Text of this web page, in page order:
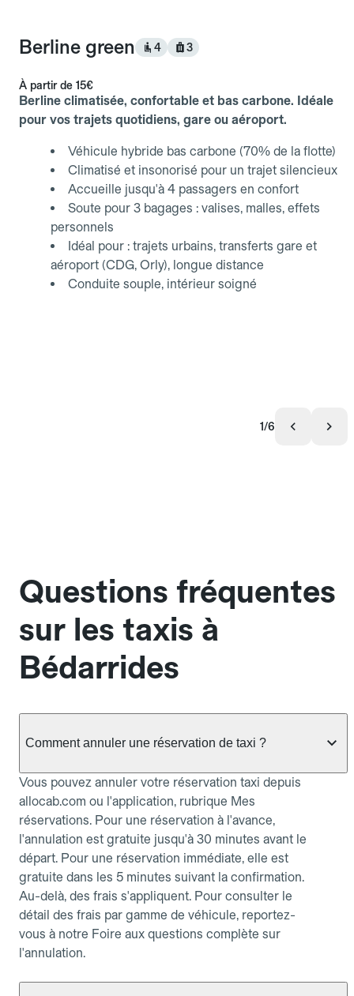
Berline green 4 3
À partir de 15€
Berline climatisée, confortable et bas carbone. Idéale
pour vos trajets quotidiens, gare ou aéroport.
Véhicule hybride bas carbone (70% de la flotte)
Climatisé et insonorisé pour un trajet silencieux
Accueille jusqu'à 4 passagers en confort
Soute pour 3 bagages : valises, malles, effets
personnels
Idéal pour : trajets urbains, transferts gare et
aéroport (CDG, Orly), longue distance
Conduite souple, intérieur soigné
1/6
Questions fréquentes
sur les taxis à
Bédarrides
Comment annuler une réservation de taxi ?
Vous pouvez annuler votre réservation taxi depuis
allocab.com ou l'application, rubrique Mes
réservations. Pour une réservation à l'avance,
l'annulation est gratuite jusqu'à 30 minutes avant le
départ. Pour une réservation immédiate, elle est
gratuite dans les 5 minutes suivant la confirmation.
Au-delà, des frais s'appliquent. Pour consulter le
détail des frais par gamme de véhicule, reportez-
vous à notre Foire aux questions complète sur
l'annulation.